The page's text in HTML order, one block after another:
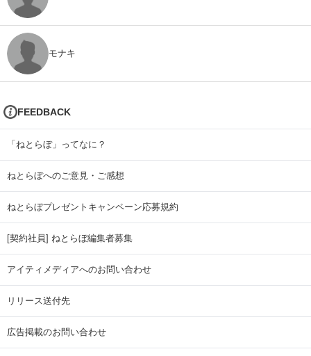
モナキ
FEEDBACK
「ねとらぼ」ってなに？
ねとらぼへのご意見・ご感想
ねとらぼプレゼントキャンペーン応募規約
[契約社員] ねとらぼ編集者募集
アイティメディアへのお問い合わせ
リリース送付先
広告掲載のお問い合わせ